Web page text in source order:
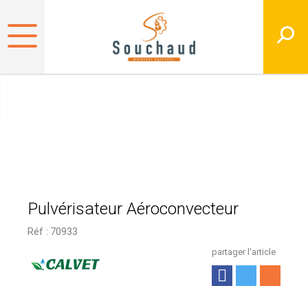
Pulvérisateur Aéroconvecteur
Réf : 70933
partager l'article